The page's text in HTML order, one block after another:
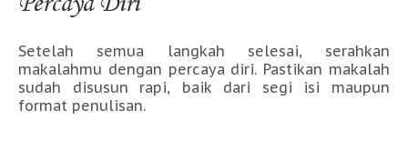
Setelah semua langkah selesai, serahkan
makalahmu dengan percaya diri. Pastikan makalah
sudah disusun rapi, baik dari segi isi maupun
format penulisan.